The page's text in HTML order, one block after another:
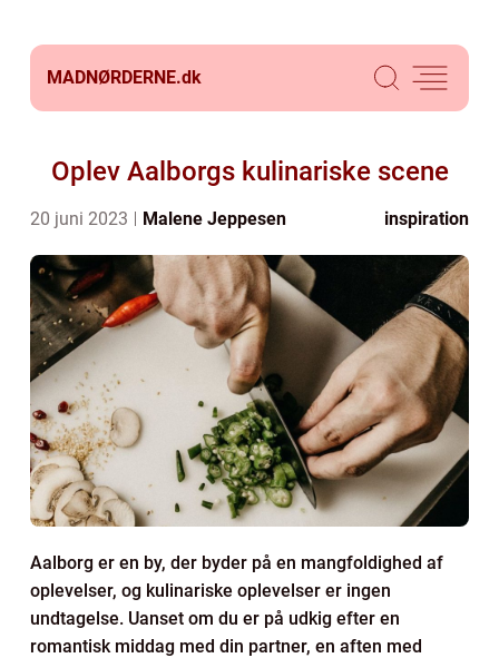
MADNØRDERNE.dk
Oplev Aalborgs kulinariske scene
20 juni 2023 Malene Jeppesen inspiration
Aalborg er en by, der byder på en mangfoldighed af
oplevelser, og kulinariske oplevelser er ingen
undtagelse. Uanset om du er på udkig efter en
romantisk middag med din partner, en aften med